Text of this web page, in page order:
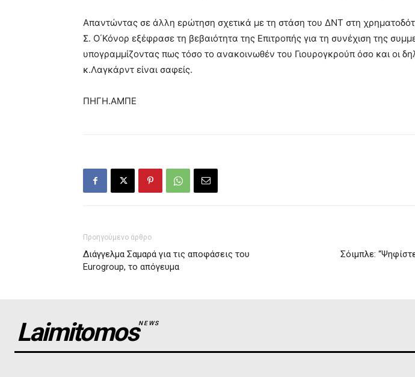
Απαντώντας σε άλλη ερώτηση σχετικά με τη στάση του ΔΝΤ στη
Σ. Ο΄Κόνορ εξέφρασε τη βεβαιότητα της Επιτροπής για τη συνέχιση της
υπογραμμίζοντας πως τόσο το ανακοινωθέν του Γιουρογκρούπ όσο και οι
κ.Λαγκάρντ είναι σαφείς.
ΠΗΓΗ.ΑΜΠΕ
Προηγούμενο άρθρο
Διάγγελμα Σαμαρά για τις αποφάσεις του
Eurogroup, το απόγευμα
Σόιμπλε:
LaimitomosNEWS